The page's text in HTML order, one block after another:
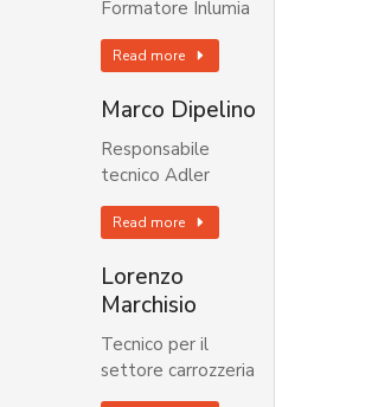
Formatore Inlumia
Read more
Marco Dipelino
Responsabile
tecnico Adler
Read more
Lorenzo
Marchisio
Tecnico per il
settore carrozzeria